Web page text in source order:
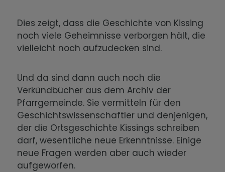
Dies zeigt, dass die Geschichte von Kissing
noch viele Geheimnisse verborgen hält, die
vielleicht noch aufzudecken sind.
Und da sind dann auch noch die
Verkündbücher aus dem Archiv der
Pfarrgemeinde. Sie vermitteln für den
Geschichtswissenschaftler und denjenigen,
der die Ortsgeschichte Kissings schreiben
darf, wesentliche neue Erkenntnisse. Einige
neue Fragen werden aber auch wieder
aufgeworfen.